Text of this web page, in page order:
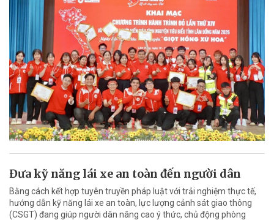
Đưa kỹ năng lái xe an toàn đến người dân
Bằng cách kết hợp tuyên truyền pháp luật với trải nghiệm thực tế,
hướng dẫn kỹ năng lái xe an toàn, lực lượng cảnh sát giao thông
(CSGT) đang giúp người dân nâng cao ý thức, chủ động phòng